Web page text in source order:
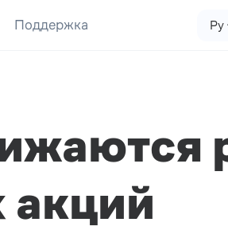
Поддержка Ру
акций